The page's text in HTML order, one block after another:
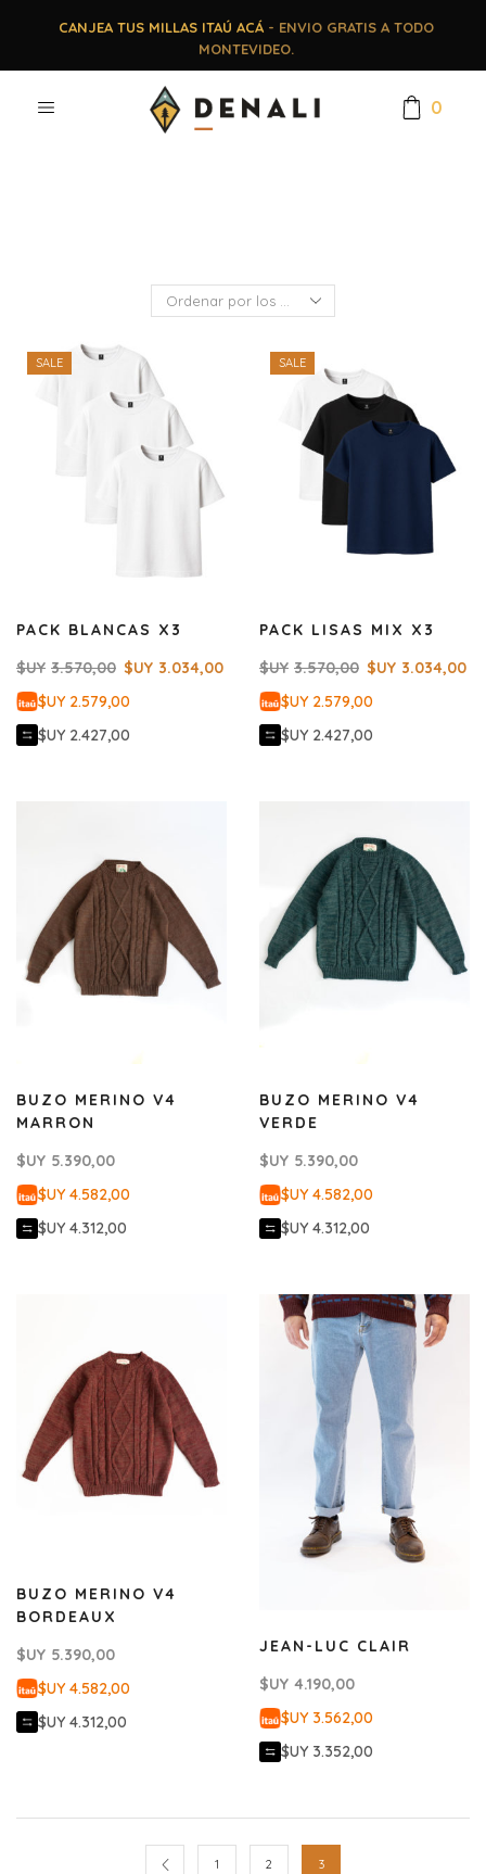
CANJEA TUS MILLAS ITAÚ ACÁ- ENVIO GRATIS A TODO
MONTEVIDEO.
0
SALE
PACK BLANCAS X3
$UY 3.570,00 $UY 3.034,00
$UY 2.579,00
$UY 2.427,00
SALE
PACK LISAS MIX X3
$UY 3.570,00 $UY 3.034,00
$UY 2.579,00
$UY 2.427,00
BUZO MERINO V4
MARRON
$UY 5.390,00
$UY 4.582,00
$UY 4.312,00
BUZO MERINO V4
VERDE
$UY 5.390,00
$UY 4.582,00
$UY 4.312,00
BUZO MERINO V4
BORDEAUX
$UY 5.390,00
$UY 4.582,00
$UY 4.312,00
JEAN-LUC CLAIR
$UY 4.190,00
$UY 3.562,00
$UY 3.352,00
1 2 3